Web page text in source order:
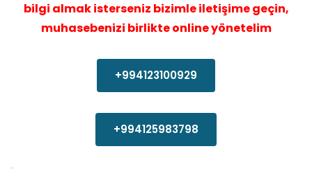
bilgi almak isterseniz bizimle iletişime geçin,
muhasebenizi birlikte online yönetelim
+994123100929
+994125983798